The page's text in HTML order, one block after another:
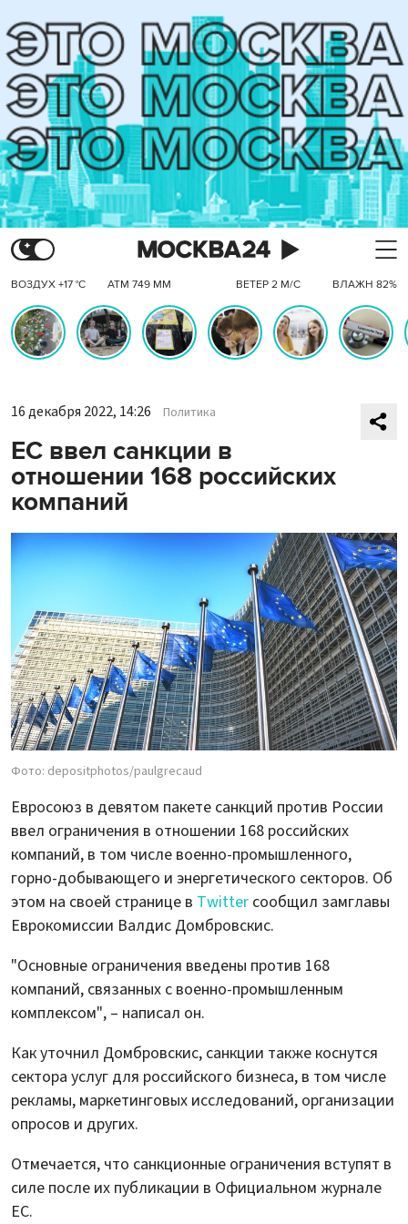
ВОЗДУХ +17 °C АТМ 749 ММ ВЕТЕР 2 М/С ВЛАЖН 82%
16 декабря 2022, 14:26 Политика
ЕС ввел санкции в
отношении 168 российских
компаний
Фото: depositphotos/paulgrecaud
Евросоюз в девятом пакете санкций против России
ввел ограничения в отношении 168 российских
компаний, в том числе военно-промышленного,
горно-добывающего и энергетического секторов. Об
этом на своей странице в Twitter сообщил замглавы
Еврокомиссии Валдис Домбровскис.
"Основные ограничения введены против 168
компаний, связанных с военно-промышленным
комплексом", – написал он.
Как уточнил Домбровскис, санкции также коснутся
сектора услуг для российского бизнеса, в том числе
рекламы, маркетинговых исследований, организации
опросов и других.
Отмечается, что санкционные ограничения вступят в
силе после их публикации в Официальном журнале
ЕС.